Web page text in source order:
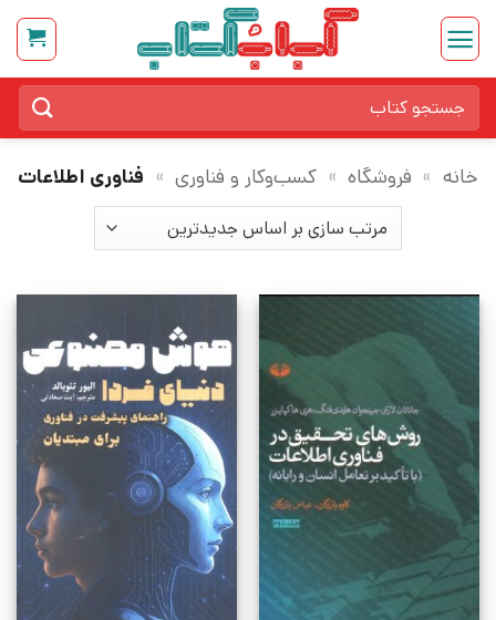
Skip
content
برای:
خانه » فروشگاه » کسب‌وکار و فناوری » فناوری اطلاعات